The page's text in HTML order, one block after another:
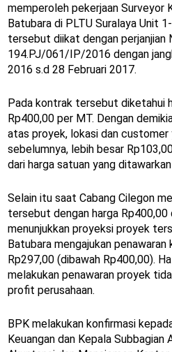
memperoleh pekerjaan Surveyor
Batubara di PLTU Suralaya Unit
tersebut diikat dengan perjanjian
194.PJ/061/IP/2016 dengan
2016 s.d 28 Februari 2017.
Pada kontrak tersebut diketahui
Rp400,00 per MT. Dengan
atas proyek, lokasi dan customer
sebelumnya, lebih besar
dari harga satuan yang
Selain itu saat Cabang Cilegon
tersebut dengan harga Rp400,00
menunjukkan proyeksi proyek
Batubara mengajukan
Rp297,00 (dibawah Rp400,00).
melakukan penawaran proyek
profit perusahaan.
BPK melakukan konfirmasi
Keuangan dan Kepala Subbagian